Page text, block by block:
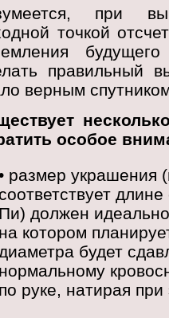
при
точкой
правильный
верным
особое
• размер украшения
соответствует
Пи) должен
на котором
будет
нормальному
по руке, натирая